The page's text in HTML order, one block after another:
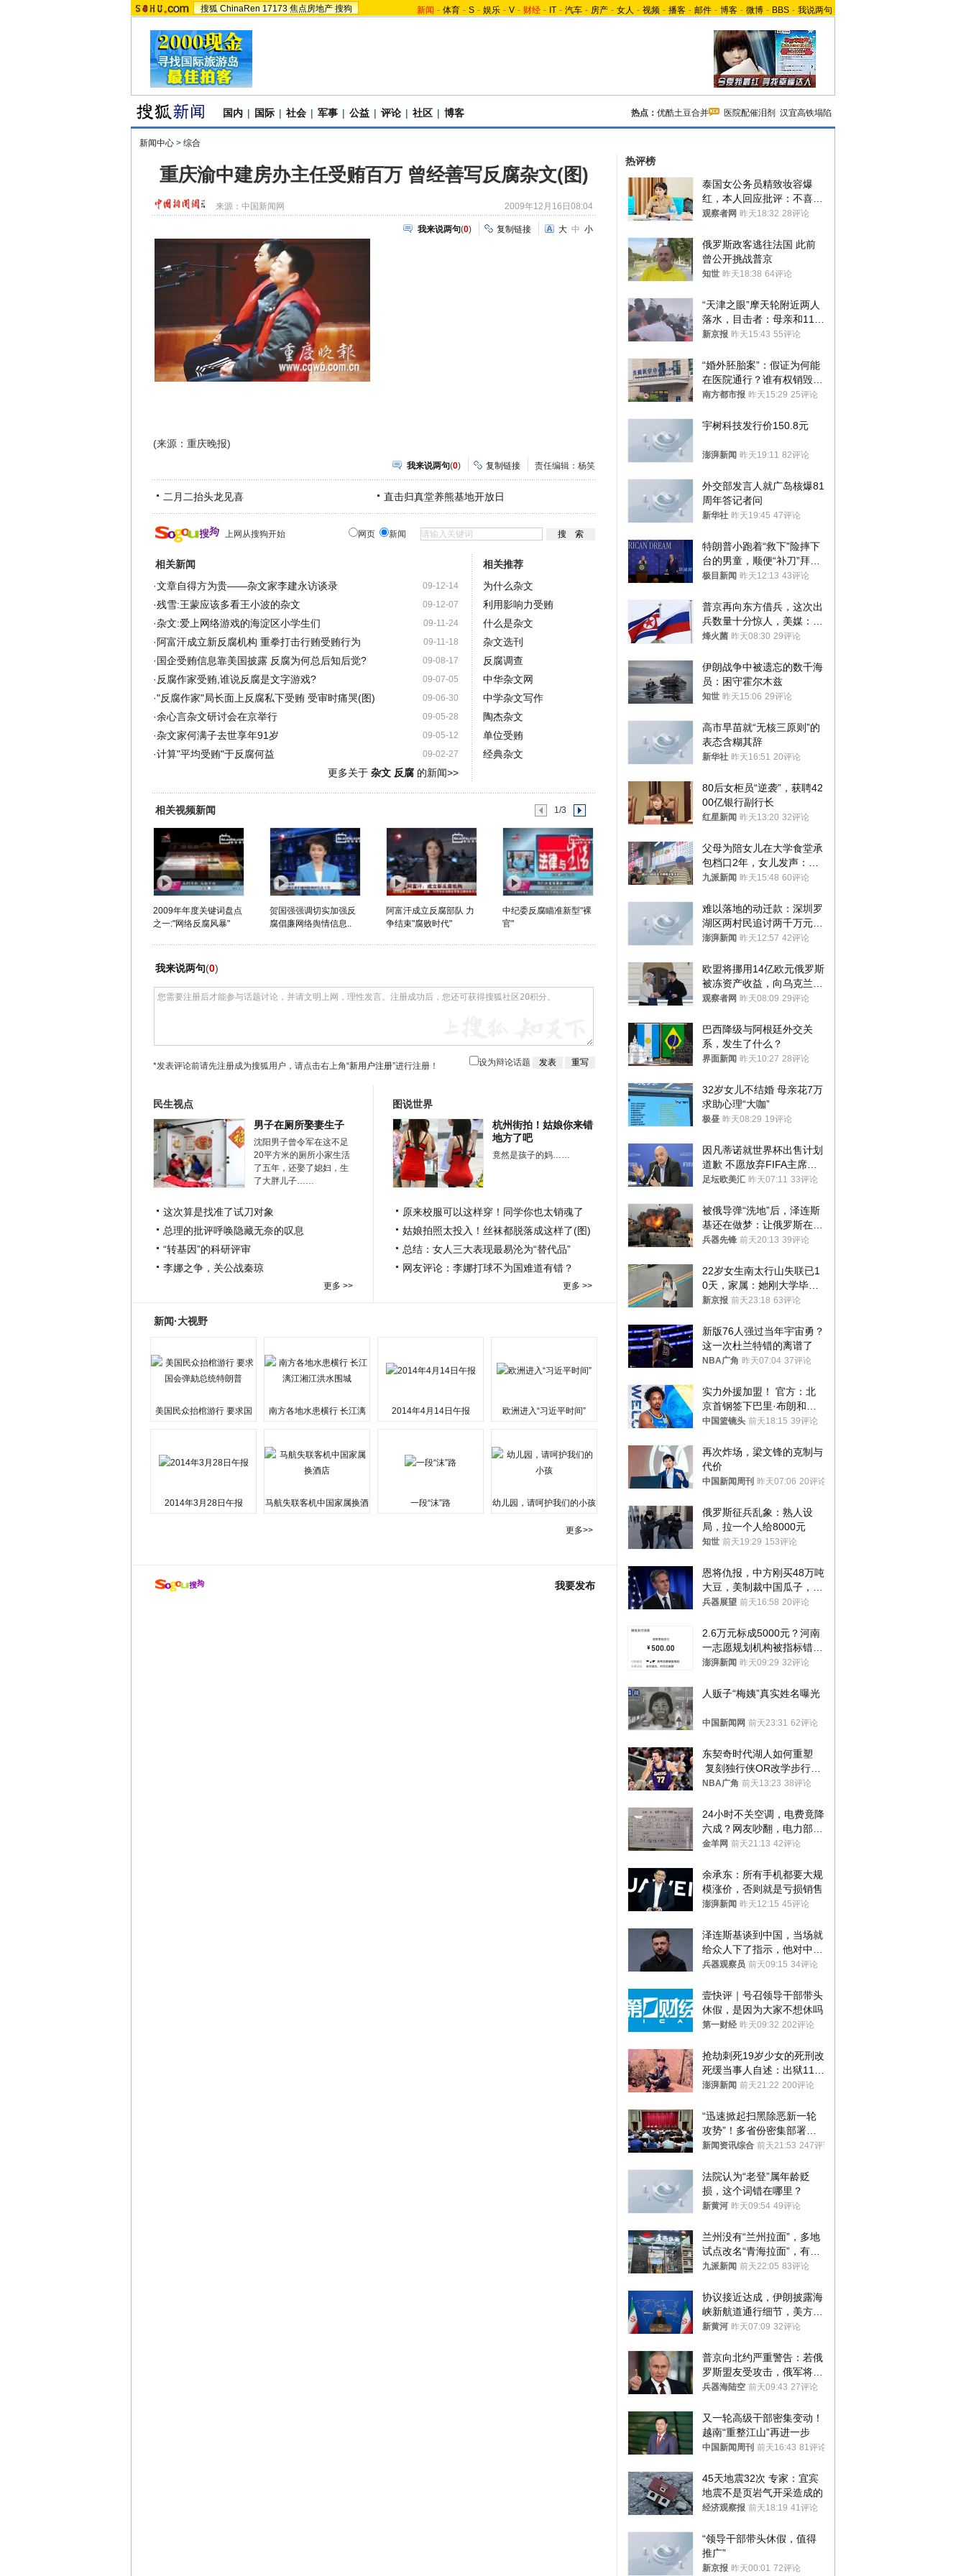
搜狐 ChinaRen 17173 焦点房地产 搜狗 新闻 - 体育 - S - 娱乐 - V - 财经 - IT - 汽车 - 房产 - 女人 - 视频 - 播客 - 邮件 - 博客 - 微博 - BBS - 我说两句
国内 | 国际 | 社会 | 军事 | 公益 | 评论 | 社区 | 博客 热点： 优酷土豆合并 医院配催泪剂 汉宜高铁塌陷
新闻中心 > 综合
重庆渝中建房办主任受贿百万 曾经善写反腐杂文(图)
来源： 中国新闻网 2009年12月16日08:04
我来说两句(0) 复制链接 大 中 小
(来源：重庆晚报)
我来说两句(0) 复制链接 责任编辑：杨笑
二月二抬头龙见喜 直击归真堂养熊基地开放日
上网从搜狗开始 网页 新闻
相关新闻
09-12-14
·文章自得方为贵——杂文家李建永访谈录
09-12-07
·残雪:王蒙应该多看王小波的杂文
09-11-24
·杂文:爱上网络游戏的海淀区小学生们
09-11-18
· 阿富汗成立新反腐机构 重拳打击行贿受贿行为
09-08-17
· 国企受贿信息靠美国披露 反腐为何总后知后觉?
09-07-05
· 反腐作家受贿,谁说反腐是文字游戏?
09-06-30
·"反腐作家"局长面上反腐私下受贿 受审时痛哭(图)
09-05-28
·余心言杂文研讨会在京举行
09-05-12
·杂文家何满子去世享年91岁
09-02-27
·计算"平均受贿"于反腐何益
更多关于 杂文 反腐的新闻>>
相关推荐
为什么杂文
利用影响力受贿
什么是杂文
杂文选刊
反腐调查
中华杂文网
中学杂文写作
陶杰杂文
单位受贿
经典杂文
相关视频新闻 1/3
2009年年度关键词盘点
之一:"网络反腐风暴"
贺国强强调切实加强反
腐倡廉网络舆情信息..
阿富汗成立反腐部队 力
争结束"腐败时代"
中纪委反腐瞄准新型"裸
官"
我来说两句(0)
*发表评论前请先注册成为搜狐用户，请点击右上角“新用户注册”进行注册！ 设为辩论话题
民生视点
男子在厕所娶妻生子
沈阳男子曾令军在这不足
20平方米的厕所小家生活
了五年，还娶了媳妇，生
了大胖儿子……
这次算是找准了试刀对象
总理的批评呼唤隐藏无奈的叹息
“转基因”的科研评审
李娜之争，关公战秦琼
更多 >>
图说世界
杭州街拍！姑娘你来错
地方了吧
竟然是孩子的妈……
原来校服可以这样穿！同学你也太销魂了
姑娘拍照太投入！丝袜都脱落成这样了(图)
总结：女人三大表现最易沦为“替代品”
网友评论：李娜打球不为国难道有错？
更多 >>
新闻·大视野
美国民众抬棺游行 要求国
南方各地水患横行 长江漓
2014年4月14日午报 欧洲进入“习近平时间”
2014年3月28日午报
马航失联客机中国家属换酒
一段“沫”路 幼儿园，请呵护我们的小孩
更多>>
我要发布
热评榜
泰国女公务员精致妆容爆
红，本人回应批评：不喜欢
就别看
观察者网 昨天18:32 28评论
俄罗斯政客逃往法国 此前
曾公开挑战普京
知世 昨天18:38 64评论
“天津之眼”摩天轮附近两人
落水，目击者：母亲和11岁
儿子先后被打捞上岸
新京报 昨天15:43 55评论
“婚外胚胎案”：假证为何能
在医院通行？谁有权销毁胚
胎？
南方都市报 昨天15:29 25评论
宇树科技发行价150.8元
澎湃新闻 昨天19:11 82评论
外交部发言人就广岛核爆81
周年答记者问
新华社 昨天19:45 47评论
特朗普小跑着“救下”险摔下
台的男童，顺便“补刀”拜
登：“我可不想他像拜登一
极目新闻 昨天12:13 43评论
普京再向东方借兵，这次出
兵数量十分惊人，美媒：俄
朝要动真格？
烽火菌 昨天08:30 29评论
伊朗战争中被遗忘的数千海
员：困守霍尔木兹
知世 昨天15:06 29评论
高市早苗就“无核三原则”的
表态含糊其辞
新华社 昨天16:51 20评论
80后女柜员“逆袭”，获聘42
00亿银行副行长
红星新闻 昨天13:20 32评论
父母为陪女儿在大学食堂承
包档口2年，女儿发声：初
衷是为了陪伴，毕业后将不
九派新闻 昨天15:48 60评论
难以落地的动迁款：深圳罗
湖区两村民追讨两千万元动
迁款八年未果
澎湃新闻 昨天12:57 42评论
欧盟将挪用14亿欧元俄罗斯
被冻资产收益，向乌克兰提
供援助
观察者网 昨天08:09 29评论
巴西降级与阿根廷外交关
系，发生了什么？
界面新闻 昨天10:27 28评论
32岁女儿不结婚 母亲花7万
求助心理“大咖”
极昼 昨天08:29 19评论
因凡蒂诺就世界杯出售计划
道歉 不愿放弃FIFA主席职
位
足坛欧美汇 昨天07:11 33评论
被俄导弹“洗地”后，泽连斯
基还在做梦：让俄罗斯在冬
季前求和？
兵器先锋 前天20:13 39评论
22岁女生南太行山失联已1
0天，家属：她刚大学毕业
想到山里旅行
新京报 前天23:18 63评论
新版76人强过当年宇宙勇？
这一次杜兰特错的离谱了
NBA广角 昨天07:04 37评论
实力外援加盟！ 官方：北
京首钢签下巴里·布朗和桑
普森
中国篮镜头 前天18:15 39评论
再次炸场，梁文锋的克制与
代价
中国新闻周刊 昨天07:06 20评论
俄罗斯征兵乱象：熟人设
局，拉一个人给8000元
知世 前天19:29 153评论
恩将仇报，中方刚买48万吨
大豆，美制裁中国瓜子，布
林肯措辞变了
兵器展望 前天16:58 20评论
2.6万元标成5000元？河南
一志愿规划机构被指标错学
费致考生复读
澎湃新闻 昨天09:29 32评论
人贩子“梅姨”真实姓名曝光
中国新闻网 前天23:31 62评论
东契奇时代湖人如何重塑
复刻独行侠OR改学步行
者？
NBA广角 前天13:23 38评论
24小时不关空调，电费竟降
六成？网友吵翻，电力部门
回应→
金羊网 前天21:13 42评论
余承东：所有手机都要大规
模涨价，否则就是亏损销售
澎湃新闻 昨天12:15 45评论
泽连斯基谈到中国，当场就
给众人下了指示，他对中国
和中乌关系，显然又有了新
兵器观察员 前天09:15 34评论
壹快评｜号召领导干部带头
休假，是因为大家不想休吗
第一财经 昨天09:32 202评论
抢劫刺死19岁少女的死刑改
死缓当事人自述：出狱11年
间始终刻意躲避被害人家属
澎湃新闻 前天21:22 200评论
“迅速掀起扫黑除恶新一轮
攻势”！多省份密集部署，
公布举报方式
新闻资讯综合 前天21:53 247评论
法院认为“老登”属年龄贬
损，这个词错在哪里？
新黄河 昨天09:54 49评论
兰州没有“兰州拉面”，多地
试点改名“青海拉面”，有商
家改名已两年
九派新闻 前天22:05 83评论
协议接近达成，伊朗披露海
峡新航道通行细节，美方再
提“倒计时”
新黄河 昨天07:09 32评论
普京向北约严重警告：若俄
罗斯盟友受攻击，俄军将动
用核武器保护
兵器海陆空 前天09:43 27评论
又一轮高级干部密集变动！
越南“重整江山”再进一步
中国新闻周刊 前天16:43 81评论
45天地震32次 专家：宜宾
地震不是页岩气开采造成的
经济观察报 前天18:19 41评论
“领导干部带头休假，值得
推广”
新京报 昨天00:01 72评论